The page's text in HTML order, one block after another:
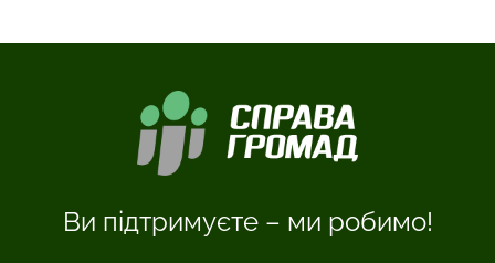
Ви підтримуєте – ми робимо!